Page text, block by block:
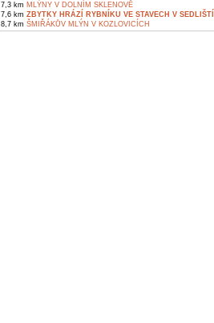
7,3 km MLÝNY V DOLNÍM SKLENOVĚ
7,6 km ZBYTKY HRÁZÍ RYBNÍKU VE STAVECH V
8,7 km ŠMIŘÁKŮV MLÝN V KOZLOVICÍCH